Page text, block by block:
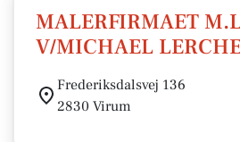
MALERFIRMAET
V/MICHAEL
Frederiksdalsvej 136
2830 Virum